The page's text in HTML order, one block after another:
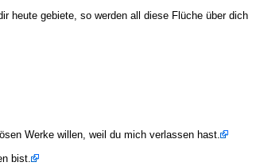
heute gebiete, so werden all diese Flüche über dich
Werke willen, weil du mich verlassen hast.
bist.